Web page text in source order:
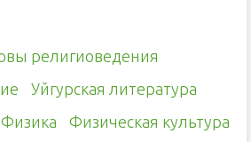
религиоведения
Уйгурская литература
Физика
Физическая культура